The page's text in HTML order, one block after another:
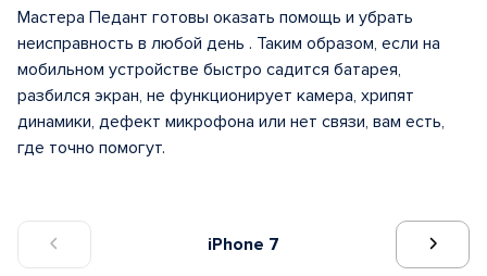
iPhone 7
Мастера Педант готовы оказать помощь и убрать
неисправность в любой день . Таким образом, если на
мобильном устройстве быстро садится батарея,
разбился экран, не функционирует камера, хрипят
динамики, дефект микрофона или нет связи, вам есть,
где точно помогут.